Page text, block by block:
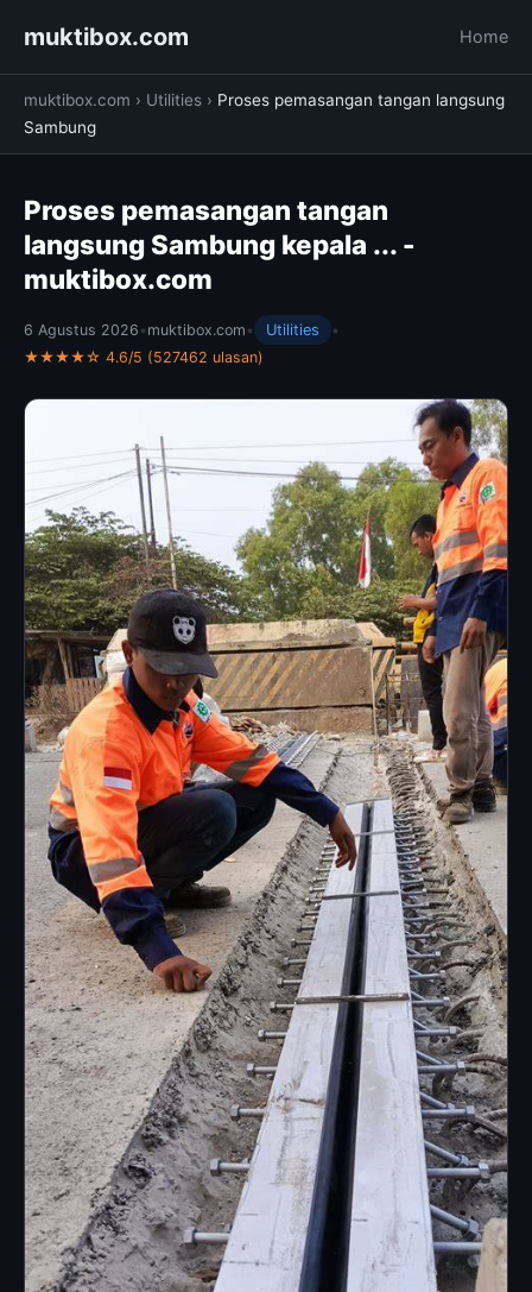
muktibox.com Home
muktibox.com › Utilities › Proses pemasangan tangan langsung
Sambung
Proses pemasangan tangan
langsung Sambung kepala ... -
muktibox.com
6 Agustus 2026 • muktibox.com • Utilities
•
★★★★☆ 4.6/5 (527462 ulasan)